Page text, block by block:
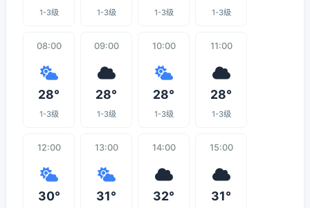
1-3级 1-3级 1-3级 1-3级
08:00
28°
1-3级
09:00
28°
1-3级
10:00
28°
1-3级
11:00
28°
1-3级
12:00
30°
13:00
31°
14:00
32°
15:00
31°